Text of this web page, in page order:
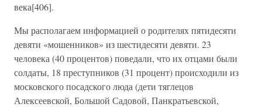
века[406].
Мы располагаем информацией о родителях пятидесяти
девяти «мошенников» из шестидесяти девяти. 23
человека (40 процентов) поведали, что их отцами были
солдаты, 18 преступников (31 процент) происходили из
московского посадского люда (дети тяглецов
Алексеевской, Большой Садовой, Панкратьевской,